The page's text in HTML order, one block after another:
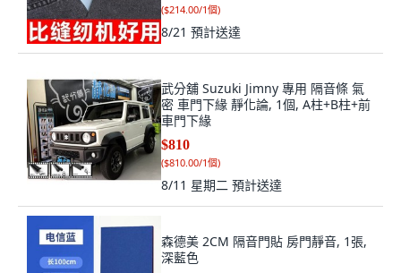
($214.00/1個)
8/21 預計送達
武分舖 Suzuki Jimny 專用 隔音條 氣
密 車門下緣 靜化論, 1個, A柱+B柱+前
車門下緣
$810
($810.00/1個)
8/11 星期二 預計送達
森德美 2CM 隔音門貼 房門靜音, 1張,
深藍色